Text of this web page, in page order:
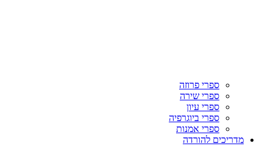
ספרי פרוזה
ספרי שירה
ספרי עיון
ספרי ביוגרפיה
ספרי אמנות
מדריכים להורדה